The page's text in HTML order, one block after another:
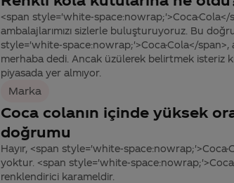
<span style='white-space:nowrap;'>Coca-
ambalajlarımızı sizlerle buluşturuyoruz. Bu
style='white-space:nowrap;'>Coca-Cola</span>,
merhaba dedi. Ancak üzülerek belirtmek isteriz
piyasada yer almıyor.
Marka
Coca colanın içinde yüksek
doğrumu
Hayır, <span style='white-
yoktur. <span style='white-
renklendirici karameldir.